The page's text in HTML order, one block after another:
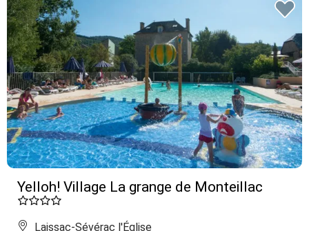
Yelloh! Village La grange de Monteillac
Laissac-Sévérac l'Église